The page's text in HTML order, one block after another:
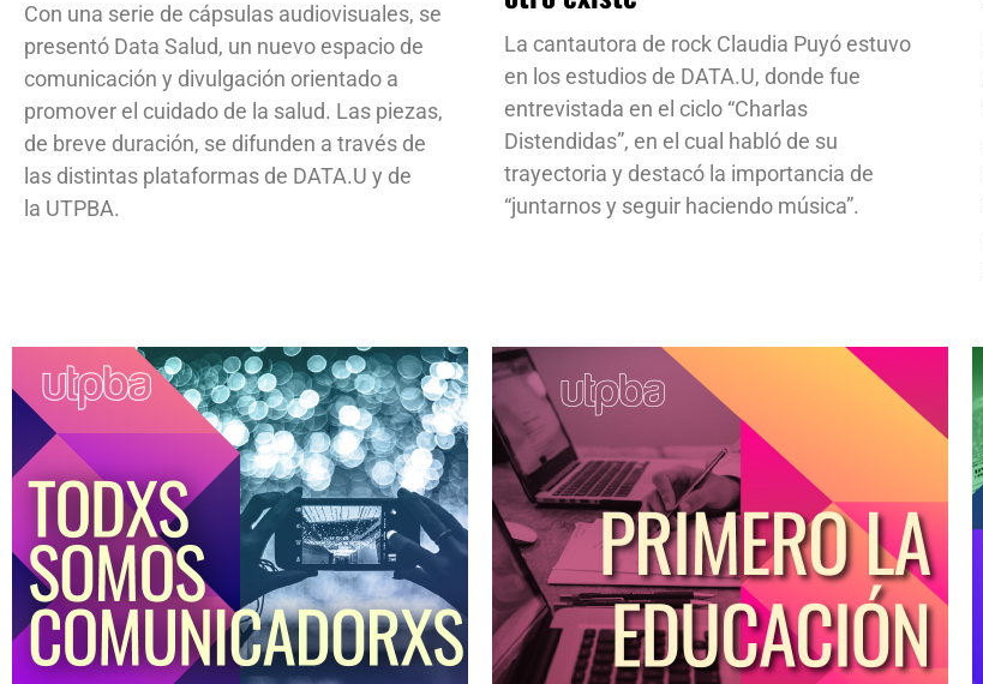
Con una serie de cápsulas audiovisuales, se
presentó Data Salud, un nuevo espacio de
comunicación y divulgación orientado a
promover el cuidado de la salud. Las piezas,
de breve duración, se difunden a través de
las distintas plataformas de DATA.U y de
la UTPBA.
La cantautora de rock Claudia Puyó estuvo
en los estudios de DATA.U, donde fue
entrevistada en el ciclo “Charlas
Distendidas”, en el cual habló de su
trayectoria y destacó la importancia de
“juntarnos y seguir haciendo música”.